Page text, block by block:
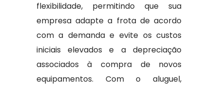
flexibilidade, permitindo que sua
empresa adapte a frota de acordo
com a demanda e evite os custos
iniciais elevados e a depreciação
associados à compra de novos
equipamentos. Com o aluguel,